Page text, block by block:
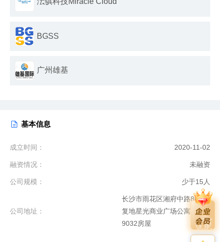
BGSS
广州雄基
基本信息
成立时间： 2020-11-02
融资情况： 未融资
公司规模： 少于15人
公司地址：
长沙市雨花区湘府中路80号
复地星光商业广场公寓2栋
9032房屋